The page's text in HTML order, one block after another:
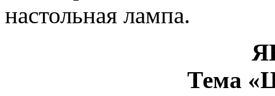
настольная лампа.
Тема